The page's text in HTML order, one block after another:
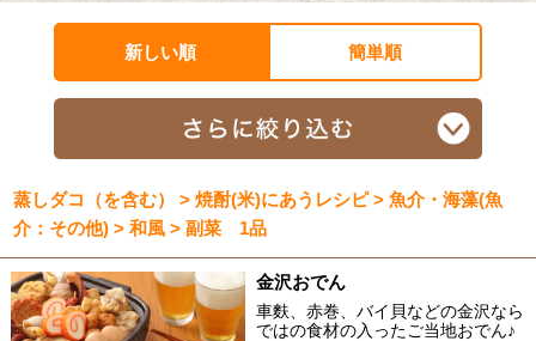
新しい順 簡単順
蒸しダコ（を含む） > 焼酎(米)にあうレシピ > 魚介・海藻(魚
介：その他) > 和風 > 副菜 1品
金沢おでん
車麩、赤巻、バイ貝などの金沢なら
ではの食材の入ったご当地おでん♪